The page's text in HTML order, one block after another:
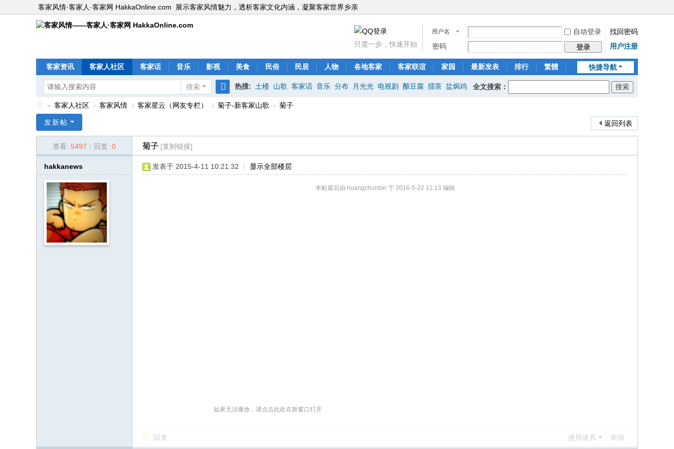
客家风情·客家人·客家网 HakkaOnline.com 展示客家风情魅力，透析客家文化内涵，凝聚客家世界乡亲
用户名 自动登录
找回密码
密码
登录 用户注册
只需一步，快速开始
快捷导航
客家资讯 客家人社区 客家话 音乐 影视 美食 民俗 民居 人物 各地客家 客家联谊 家园 最新发表 排行 繁體
搜索
搜
热搜: 土楼 山歌 客家话 音乐 分布 月光光 电视剧 酿豆腐 擂茶 盐焗鸡 全文搜索：
家
» 客家人社区 › 客家风情 › 客家星云（网友专栏） › 菊子-新客家山歌 › 菊子
返回列表
发新帖
查看: 5497 | 回复: 0 菊子 [复制链接]
hakkanews 发表于 2015-4-11 10:21:32 | 显示全部楼层
本帖最后由 huangchunbin 于 2016-5-22 11:13 编辑
如果无法播放，请点击此处在新窗口打开
回复 使用道具 举报